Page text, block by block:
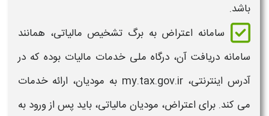
باشد.
سامانه اعتراض به برگ تشخیص مالیاتی، همانند
سامانه دریافت آن،درگاه ملی خدمات مالیات بوده که در
آدرس اینترنتی، my.tax.gov.ir به مودیان، ارائه خدمات
می کند. برای اعتراض، مودیان مالیاتی، باید پس از ورود به